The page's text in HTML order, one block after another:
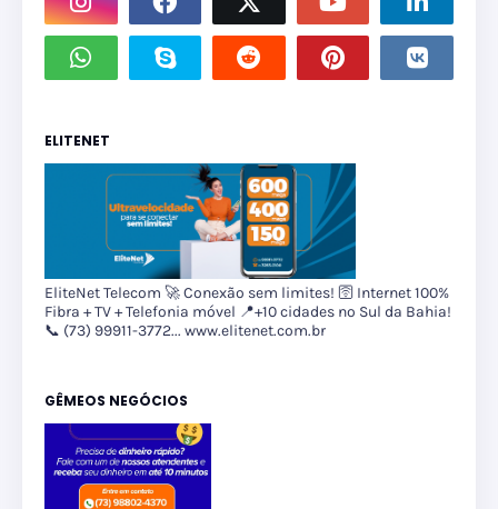
ELITENET
EliteNet Telecom 🚀 Conexão sem limites! 🛜 Internet 100%
Fibra + TV + Telefonia móvel 📍+10 cidades no Sul da Bahia!
📞 (73) 99911-3772... www.elitenet.com.br
GÊMEOS NEGÓCIOS